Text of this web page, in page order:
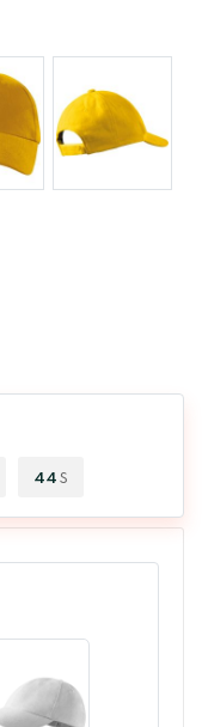
44 S